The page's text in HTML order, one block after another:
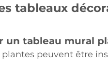
tableaux
un tableau mural
plantes peuvent être